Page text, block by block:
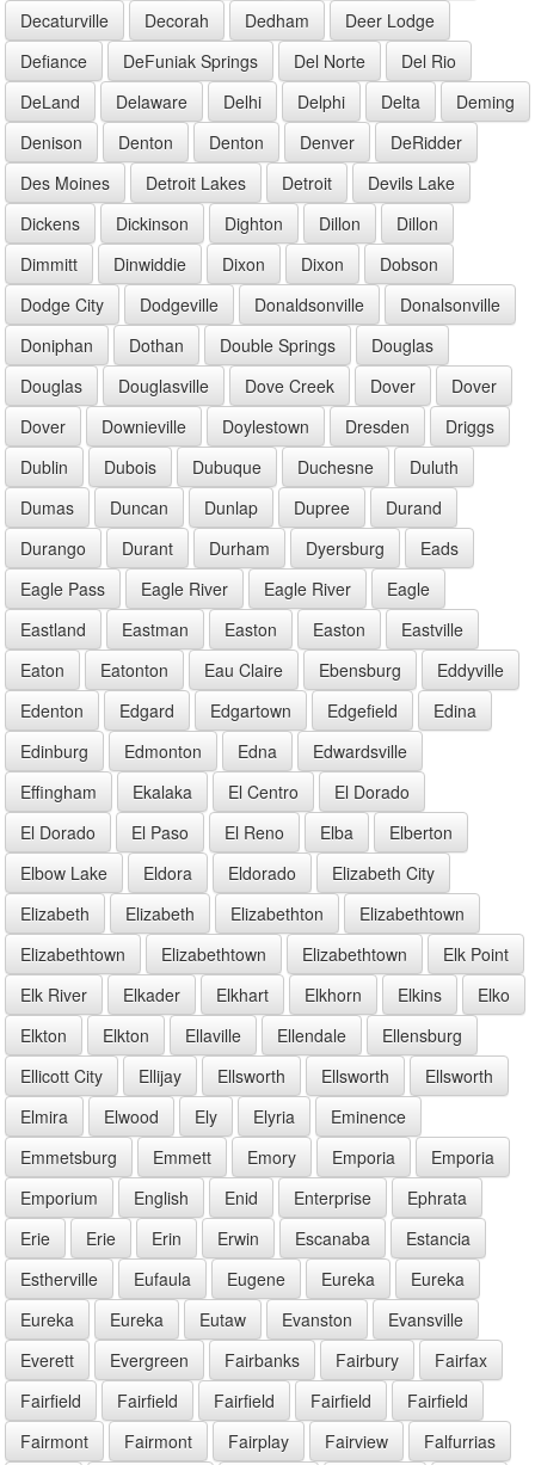
Decaturville
Decorah Dedham
Deer Lodge
Defiance
DeFuniak Springs Del Norte
Del Rio
DeLand
Delaware Delhi Delphi Delta
Deming
Denison
Denton Denton Denver
DeRidder
Des Moines
Detroit Lakes Detroit
Devils Lake
Dickens
Dickinson Dighton Dillon
Dillon
Dimmitt
Dinwiddie Dixon Dixon
Dobson
Dodge City
Dodgeville Donaldsonville
Donalsonville
Doniphan
Dothan Double Springs
Douglas
Douglas
Douglasville Dove Creek Dover
Dover
Dover
Downieville Doylestown Dresden
Driggs
Dublin
Dubois Dubuque Duchesne
Duluth
Dumas
Duncan Dunlap Dupree
Durand
Durango
Durant Durham Dyersburg
Eads
Eagle Pass
Eagle River Eagle River
Eagle
Eastland
Eastman Easton Easton
Eastville
Eaton
Eatonton Eau Claire Ebensburg
Eddyville
Edenton
Edgard Edgartown Edgefield
Edina
Edinburg
Edmonton Edna
Edwardsville
Effingham
Ekalaka El Centro
El Dorado
El Dorado
El Paso El Reno Elba
Elberton
Elbow Lake
Eldora Eldorado
Elizabeth City
Elizabeth
Elizabeth Elizabethton
Elizabethtown
Elizabethtown
Elizabethtown Elizabethtown
Elk Point
Elk River
Elkader Elkhart Elkhorn Elkins
Elko
Elkton
Elkton Ellaville Ellendale
Ellensburg
Ellicott City
Ellijay Ellsworth Ellsworth
Ellsworth
Elmira
Elwood Ely Elyria
Eminence
Emmetsburg
Emmett Emory Emporia
Emporia
Emporium
English Enid Enterprise
Ephrata
Erie
Erie Erin Erwin Escanaba
Estancia
Estherville
Eufaula Eugene Eureka
Eureka
Eureka
Eureka Eutaw Evanston
Evansville
Everett
Evergreen Fairbanks Fairbury
Fairfax
Fairfield
Fairfield Fairfield Fairfield
Fairfield
Fairmont
Fairmont Fairplay Fairview Falfurrias